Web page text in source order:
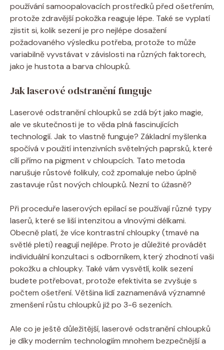
používání samoopalovacích prostředků před ošetřením,
protože zdravější pokožka reaguje lépe. Také se vyplatí
zjistit si, kolik sezení je pro nejlépe dosažení
požadovaného výsledku potřeba, protože to může
variabilně vyvstávat v závislosti na různých faktorech,
jako je hustota a barva chloupků.
Jak laserové odstranění funguje
Laserové odstranění chloupků se zdá být jako magie,
ale ve skutečnosti je to věda plná fascinujících
technologií. Jak to vlastně funguje? Základní myšlenka
spočívá v použití intenzivních světelných paprsků, které
cílí přímo na pigment v chloupcích. Tato metoda
narušuje růstové folikuly, což zpomaluje nebo úplně
zastavuje růst nových chloupků. Nezní to úžasně?
Při proceduře laserových epilací se používají různé typy
laserů, které se liší intenzitou a vlnovými délkami.
Obecně platí, že více kontrastní chloupky (tmavé na
světlé pleti) reagují nejlépe. Proto je důležité provádět
individuální konzultaci s odborníkem, který zhodnotí vaši
pokožku a chloupky. Také vám vysvětlí, kolik sezení
budete potřebovat, protože efektivita se zvyšuje s
počtem ošetření. Většina lidí zaznamenává významné
zmenšení růstu chloupků již po 3-6 sezeních.
Ale co je ještě důležitější, laserové odstranění chloupků
je díky moderním technologiím mnohem bezpečnější a